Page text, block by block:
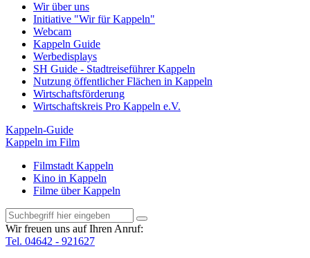
Wir über uns
Initiative "Wir für Kappeln"
Webcam
Kappeln Guide
Werbedisplays
SH Guide - Stadtreiseführer Kappeln
Nutzung öffentlicher Flächen in Kappeln
Wirtschaftsförderung
Wirtschaftskreis Pro Kappeln e.V.
Kappeln-Guide
Kappeln im Film
Filmstadt Kappeln
Kino in Kappeln
Filme über Kappeln
Wir freuen uns auf Ihren Anruf:
Tel. 04642 - 921627